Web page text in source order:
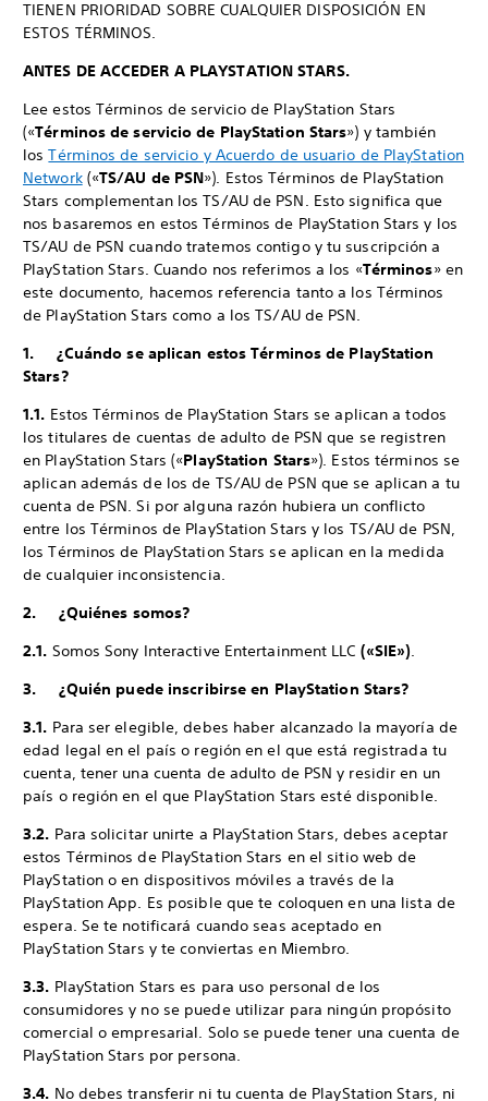
TIENEN PRIORIDAD SOBRE CUALQUIER DISPOSICIÓN EN
ESTOS TÉRMINOS.
ANTES DE ACCEDER A PLAYSTATION STARS.
Lee estos Términos de servicio de PlayStation Stars
(«Términos de servicio de PlayStation Stars») y también
losTérminos de servicio y Acuerdo de usuario de PlayStation
Network(«TS/AU de PSN»). Estos Términos de PlayStation
Stars complementan los TS/AU de PSN. Esto significa que
nos basaremos en estos Términos de PlayStation Stars y los
TS/AU de PSN cuando tratemos contigo y tu suscripción a
PlayStation Stars. Cuando nos referimos a los «Términos» en
este documento, hacemos referencia tanto a los Términos
de PlayStation Stars como a los TS/AU de PSN.
1. ¿Cuándo se aplican estos Términos de PlayStation
Stars?
1.1. Estos Términos de PlayStation Stars se aplican a todos
los titulares de cuentas de adulto de PSN que se registren
en PlayStation Stars («PlayStation Stars»). Estos términos se
aplican además de los de TS/AU de PSN que se aplican a tu
cuenta de PSN. Si por alguna razón hubiera un conflicto
entre los Términos de PlayStation Stars y los TS/AU de PSN,
los Términos de PlayStation Stars se aplican en la medida
de cualquier inconsistencia.
2. ¿Quiénes somos?
2.1. Somos Sony Interactive Entertainment LLC («SIE»).
3. ¿Quién puede inscribirse en PlayStation Stars?
3.1. Para ser elegible, debes haber alcanzado la mayoría de
edad legal en el país o región en el que está registrada tu
cuenta, tener una cuenta de adulto de PSN y residir en un
país o región en el que PlayStation Stars esté disponible.
3.2. Para solicitar unirte a PlayStation Stars, debes aceptar
estos Términos de PlayStation Stars en el sitio web de
PlayStation o en dispositivos móviles a través de la
PlayStation App. Es posible que te coloquen en una lista de
espera. Se te notificará cuando seas aceptado en
PlayStation Stars y te conviertas en Miembro.
3.3. PlayStation Stars es para uso personal de los
consumidores y no se puede utilizar para ningún propósito
comercial o empresarial. Solo se puede tener una cuenta de
PlayStation Stars por persona.
3.4. No debes transferir ni tu cuenta de PlayStation Stars, ni